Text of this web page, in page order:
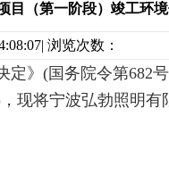
目（第一阶段）竣工环
浏览次数：
》(国务院令第682
现将宁波弘勃照明有